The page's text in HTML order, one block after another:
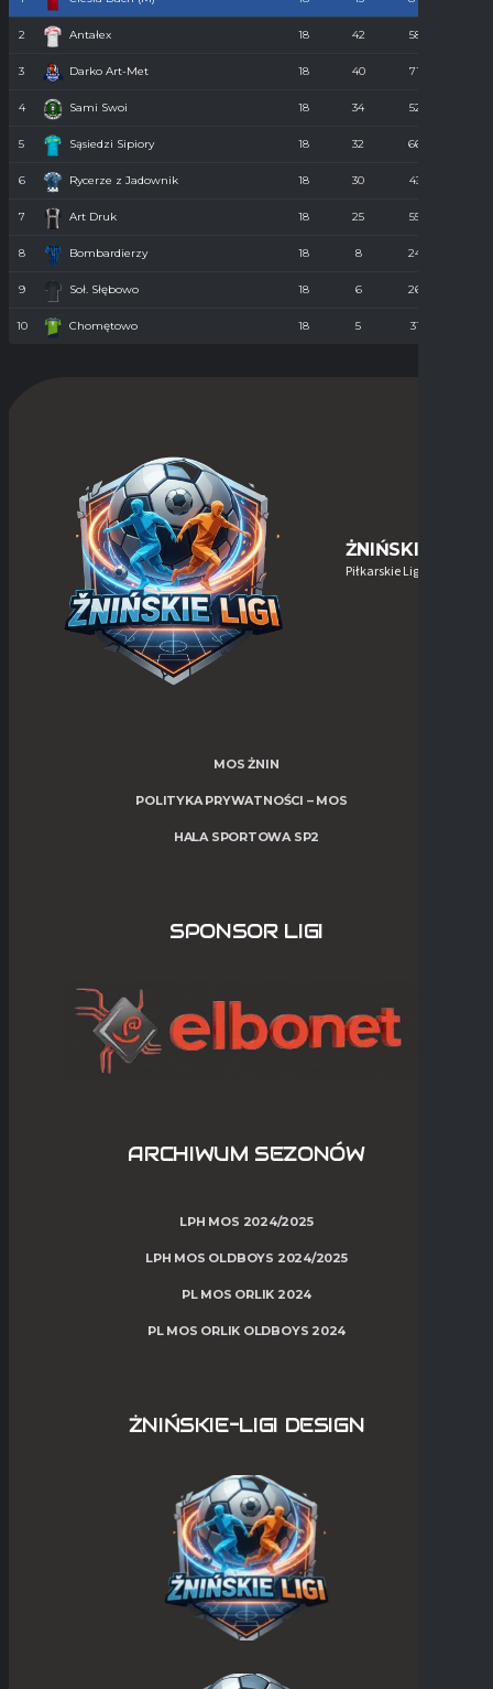
2 Antałex 18 42 58
3 Darko Art-Met 18 40 71
4 Sami Swoi 18 34 52
5 Sąsiedzi Sipiory 18 32 66
6 Rycerze z Jadownik 18 30 43
7 Art Druk 18 25 55
8 Bombardierzy 18 8 24
9 Soł. Słębowo 18 6 26
10 Chomętowo 18 5 31
ŻNIŃSKIE-LIGI
Piłkarskie Ligi w Żninie
MOS ŻNIN
POLITYKA PRYWATNOŚCI – MOS
HALA SPORTOWA SP2
SPONSOR LIGI
ARCHIWUM SEZONÓW
LPH MOS 2024/2025
LPH MOS OLDBOYS 2024/2025
PL MOS ORLIK 2024
PL MOS ORLIK OLDBOYS 2024
ŻNIŃSKIE-LIGI DESIGN